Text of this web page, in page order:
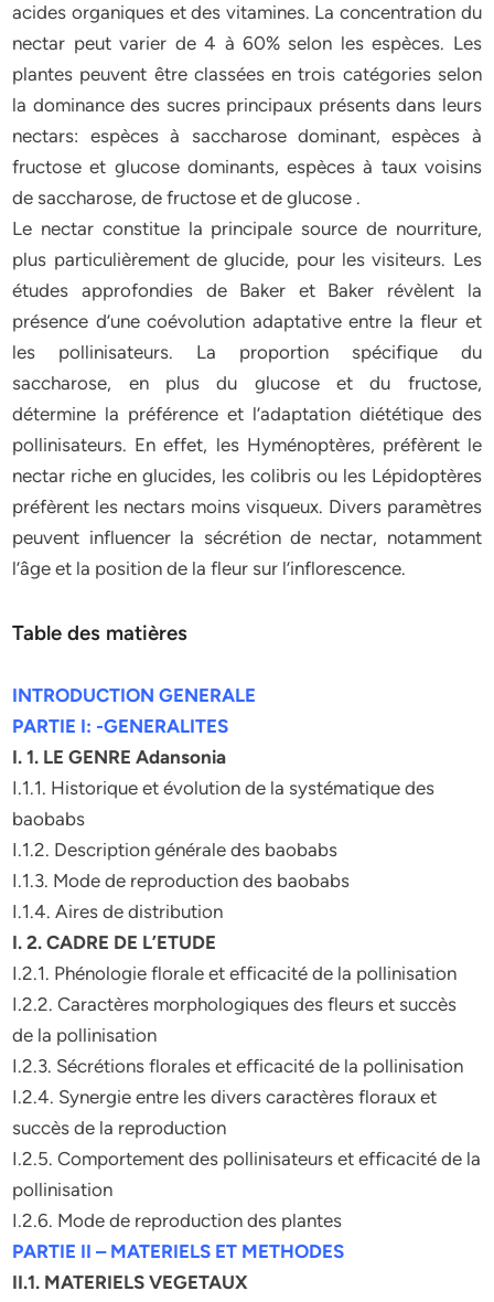
acides organiques et des vitamines. La concentration du
nectar peut varier de 4 à 60% selon les espèces. Les
plantes peuvent être classées en trois catégories selon
la dominance des sucres principaux présents dans leurs
nectars: espèces à saccharose dominant, espèces à
fructose et glucose dominants, espèces à taux voisins
de saccharose, de fructose et de glucose .
Le nectar constitue la principale source de nourriture,
plus particulièrement de glucide, pour les visiteurs. Les
études approfondies de Baker et Baker révèlent la
présence d’une coévolution adaptative entre la fleur et
les pollinisateurs. La proportion spécifique du
saccharose, en plus du glucose et du fructose,
détermine la préférence et l’adaptation diététique des
pollinisateurs. En effet, les Hyménoptères, préfèrent le
nectar riche en glucides, les colibris ou les Lépidoptères
préfèrent les nectars moins visqueux. Divers paramètres
peuvent influencer la sécrétion de nectar, notamment
l’âge et la position de la fleur sur l’inflorescence.
Table des matières
INTRODUCTION GENERALE
PARTIE I: -GENERALITES
I. 1. LE GENRE Adansonia
I.1.1. Historique et évolution de la systématique des
baobabs
I.1.2. Description générale des baobabs
I.1.3. Mode de reproduction des baobabs
I.1.4. Aires de distribution
I. 2. CADRE DE L’ETUDE
I.2.1. Phénologie florale et efficacité de la pollinisation
I.2.2. Caractères morphologiques des fleurs et succès
de la pollinisation
I.2.3. Sécrétions florales et efficacité de la pollinisation
I.2.4. Synergie entre les divers caractères floraux et
succès de la reproduction
I.2.5. Comportement des pollinisateurs et efficacité de la
pollinisation
I.2.6. Mode de reproduction des plantes
PARTIE II – MATERIELS ET METHODES
II.1. MATERIELS VEGETAUX